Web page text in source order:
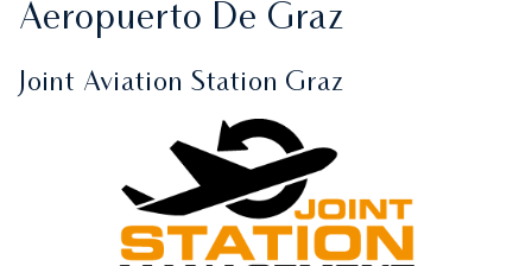
Aeropuerto De Graz
Joint Aviation Station Graz